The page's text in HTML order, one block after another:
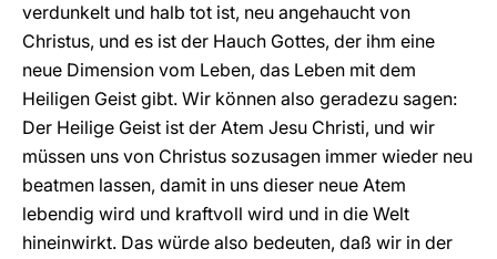
verdunkelt und halb tot ist, neu angehaucht von
Christus, und es ist der Hauch Gottes, der ihm eine
neue Dimension vom Leben, das Leben mit dem
Heiligen Geist gibt. Wir können also geradezu sagen:
Der Heilige Geist ist der Atem Jesu Christi, und wir
müssen uns von Christus sozusagen immer wieder neu
beatmen lassen, damit in uns dieser neue Atem
lebendig wird und kraftvoll wird und in die Welt
hineinwirkt. Das würde also bedeuten, daß wir in der